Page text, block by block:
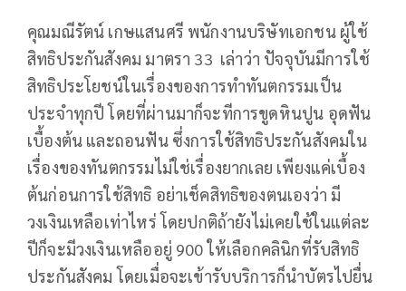
คุณมณีรัตน์ เกษแสนศรี พนักงานบริษัทเอกชน ผู้ใช้
สิทธิประกันสังคม มาตรา 33 เล่าว่า ปัจจุบันมีการใช้
สิทธิประโยชน์ในเรื่องของการทำทันตกรรมเป็น
ประจำทุกปี โดยที่ผ่านมาก็จะทีการขูดหินปูน อุดฟัน
เบื้องต้น และถอนฟัน ซึ่งการใช้สิทธิประกันสังคมใน
เรื่องของทันตกรรมไม่ใช่เรื่องยากเลย เพียงแค่เบื้อง
ต้นก่อนการใช้สิทธิ อย่าเช็คสิทธิของตนเองว่า มี
วงเงินเหลือเท่าไหร่ โดยปกติถ้ายังไม่เคยใช้ในแต่ละ
ปีก็จะมีวงเงินเหลืออยู่ 900 ให้เลือกคลินิกที่รับสิทธิ
ประกันสังคม โดยเมื่อจะเข้ารับบริการก็นำบัตรไปยื่น